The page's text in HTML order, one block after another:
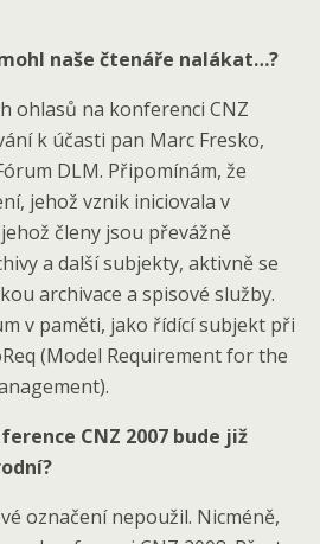
naše čtenáře nalákat…?
ohlasů na konferenci CNZ
k účasti pan Marc Fresko,
DLM. Připomínám, že
jehož vznik iniciovala v
členy jsou převážně
a další subjekty, aktivně se
archivace a spisové služby.
v paměti, jako řídící subjekt při
(Model Requirement for the
CNZ 2007 bude již
označení nepoužil. Nicméně,